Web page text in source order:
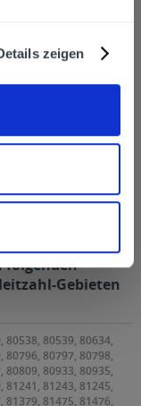
zeigen
folgenden
Gebieten
80538, 80539, 80634,
80796, 80797, 80798,
80809, 80933, 80935,
81241, 81243, 81245,
81379, 81475, 81476,